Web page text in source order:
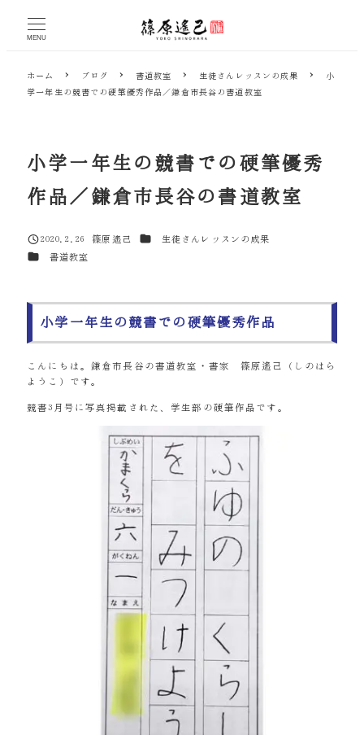
MENU
ホーム ブログ 書道教室 生徒さんレッスンの成果
小
学一年生の競書での硬筆優秀作品／鎌倉市長谷の書道教室
小学一年生の競書での硬筆優秀
作品／鎌倉市長谷の書道教室
投稿日
2020.2.26
篠原遙己 カテゴリー生徒さんレッスンの成果
カテゴリー
書道教室
小学一年生の競書での硬筆優秀作品
こんにちは。鎌倉市長谷の書道教室・書家 篠原遙己（しのはら
ようこ）です。
競書3月号に写真掲載された、学生部の硬筆作品です。